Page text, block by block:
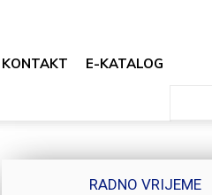
KONTAKT E-KATALOG
RADNO VRIJEME